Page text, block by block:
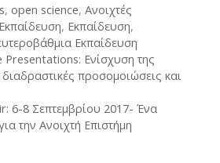
, open science, Ανοιχτές
, Εκπαίδευση,
Εκπαίδευση
Eνίσχυση της
προσομοιώσεις και
6-8 Σεπτεμβρίου 2017- Ένα
την Ανοιχτή Επιστήμη